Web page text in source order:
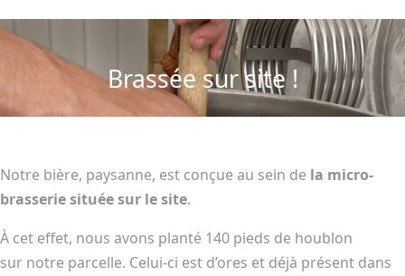
Brassée sur site !
Notre bière, paysanne, est conçue au sein de la micro-
brasserie située sur le site.
À cet effet, nous avons planté 140 pieds de houblon
sur notre parcelle. Celui-ci est d’ores et déjà présent dans